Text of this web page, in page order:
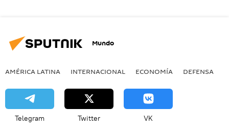
Mundo
AMÉRICA LATINA INTERNACIONAL ECONOMÍA DEFENSA
Telegram Twitter VK